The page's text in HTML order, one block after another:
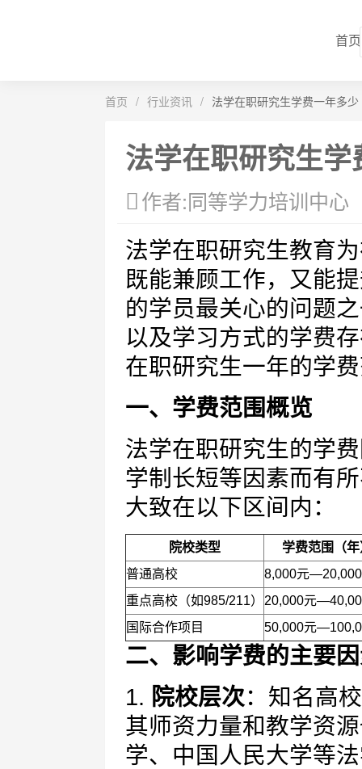
首页
首页 / 行业资讯 / 法学在职研究生学费一年多少
法学在职研究生学
作者:同等学力培训中心
法学在职研究生教育
既能兼顾工作，又能
的学员最关心的问题
以及学习方式的学费
在职研究生一年的学
一、学费范围概览
法学在职研究生的学
学制长短等因素而有
大致在以下区间内：
院校类型
学费范围（年
普通高校
8,000元
重点高校（如985/211）
20,000元
国际合作项目
50,000元
二、影响学费的主要
1. 院校层次：知名高
其师资力量和教学资
学、中国人民大学等